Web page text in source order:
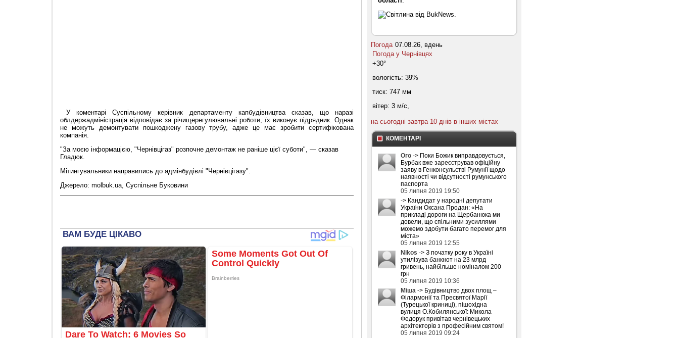
У коментарі Суспільному керівник департаменту капбудівництва сказав, що наразі
облдержадміністрація відповідає за річищерегулювальні роботи, їх виконує підрядник. Однак
не можуть демонтувати пошкоджену газову трубу, адже це має зробити сертифікована
компанія.
"За моєю інформацією, "Чернівцігаз" розпочне демонтаж не раніше цієї суботи", — сказав
Гладюк.
Мітингувальники направились до адмінбудівлі "Чернівцігазу".
Джерело: molbuk.ua, Суспільне Буковини
Погода 07.08.26, вдень
Погода у Чернівцях
+30°
вологість: 39%
тиск: 747 мм
вітер: 3 м/с,
на сьогодні завтра 10 днів в інших містах
КОМЕНТАРІ
Ого -> Поки Божик виправдовується,
Бурбак вже зареєстрував офіційну
заяву в Генконсульстві Румунії щодо
наявності чи відсутності румунського
паспорта
05 липня 2019 19:50
-> Кандидат у народні депутати
України Оксана Продан: «На
прикладі дороги на Щербанюка ми
довели, що спільними зусиллями
можемо здобути багато перемог для
міста»
05 липня 2019 12:55
Nikos -> З початку року в Україні
утилізува банкнот на 23 млрд
гривень, найбільше номіналом 200
грн
05 липня 2019 10:36
Міша -> Будівництво двох площ –
Філармонії та Пресвятої Марії
(Турецької криниці), пішохідна
вулиця О.Кобилянської: Микола
Федорук привітав чернівецьких
архітекторів з професійним святом!
05 липня 2019 09:24